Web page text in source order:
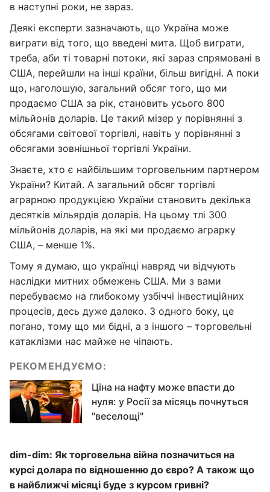
в наступні роки, не зараз.
Деякі експерти зазначають, що Україна може
виграти від того, що введені мита. Щоб виграти,
треба, аби ті товарні потоки, які зараз спрямовані в
США, перейшли на інші країни, більш вигідні. А поки
що, наголошую, загальний обсяг того, що ми
продаємо США за рік, становить усього 800
мільйонів доларів. Це такий мізер у порівнянні з
обсягами світової торгівлі, навіть у порівнянні з
обсягами зовнішньої торгівлі України.
Знаєте, хто є найбільшим торговельним партнером
України? Китай. А загальний обсяг торгівлі
аграрною продукцією України становить декілька
десятків мільярдів доларів. На цьому тлі 300
мільйонів доларів, на які ми продаємо аграрку
США, – менше 1%.
Тому я думаю, що українці навряд чи відчують
наслідки митних обмежень США. Ми з вами
перебуваємо на глибокому узбіччі інвестиційних
процесів, десь дуже далеко. З одного боку, це
погано, тому що ми бідні, а з іншого – торговельні
катаклізми нас майже не чіпають.
РЕКОМЕНДУЄМО:
Ціна на нафту може впасти до
нуля: у Росії за місяць почнуться
"веселощі"
dim-dim: Як торговельна війна позначиться на
курсі долара по відношенню до євро? А також що
в найближчі місяці буде з курсом гривні?